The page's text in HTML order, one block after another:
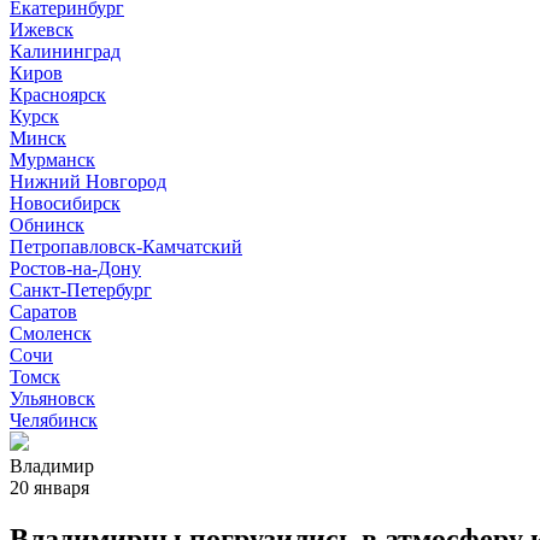
Екатеринбург
Ижевск
Калининград
Киров
Красноярск
Курск
Минск
Мурманск
Нижний Новгород
Новосибирск
Обнинск
Петропавловск-Камчатский
Ростов-на-Дону
Санкт-Петербург
Саратов
Смоленск
Сочи
Томск
Ульяновск
Челябинск
Владимир
20 января